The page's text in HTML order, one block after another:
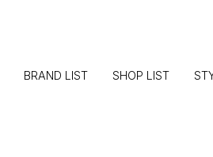
BRAND LIST SHOP LIST